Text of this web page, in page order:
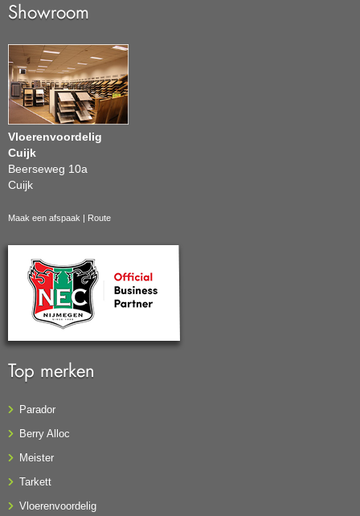
Showroom
Vloerenvoordelig
Cuijk
Beerseweg 10a
Cuijk
Maak een afspaak | Route
Top merken
Parador
Berry Alloc
Meister
Tarkett
Vloerenvoordelig